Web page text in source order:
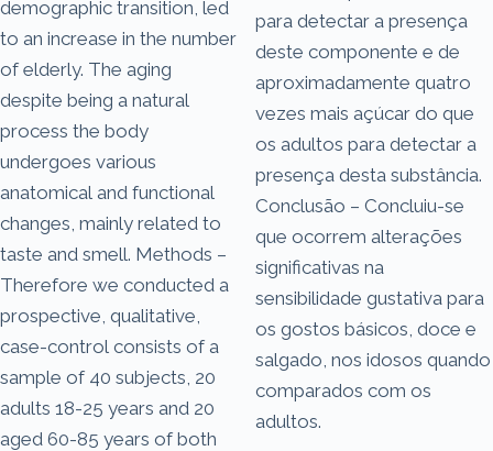
demographic transition, led
to an increase in the number
of elderly. The aging
despite being a natural
process the body
undergoes various
anatomical and functional
changes, mainly related to
taste and smell. Methods –
Therefore we conducted a
prospective, qualitative,
case-control consists of a
sample of 40 subjects, 20
adults 18-25 years and 20
aged 60-85 years of both
para detectar a presença
deste componente e de
aproximadamente quatro
vezes mais açúcar do que
os adultos para detectar a
presença desta substância.
Conclusão – Concluiu-se
que ocorrem alterações
significativas na
sensibilidade gustativa para
os gostos básicos, doce e
salgado, nos idosos quando
comparados com os
adultos.